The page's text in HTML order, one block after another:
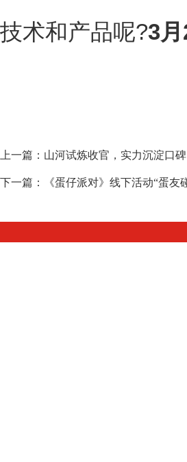
技术和产品呢?3
上一篇： 山河试炼收官，实力沉淀口
下一篇： 《蛋仔派对》线下活动“蛋